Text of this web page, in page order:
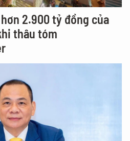
2.900 tỷ đồng của
thâu tóm